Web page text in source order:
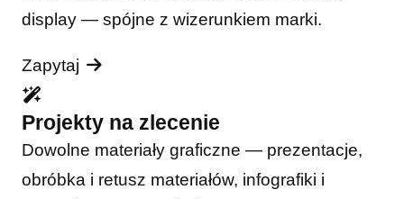
display — spójne z wizerunkiem marki.
Zapytaj
Projekty na zlecenie
Dowolne materiały graficzne — prezentacje,
obróbka i retusz materiałów, infografiki i